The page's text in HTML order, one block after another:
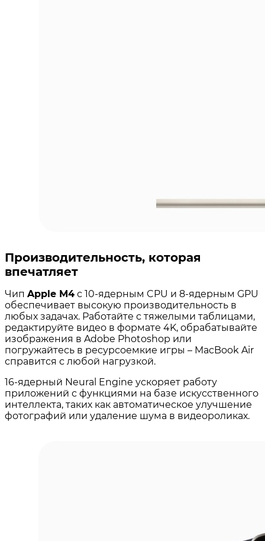
Производительность, которая
впечатляет
Чип Apple M4 с 10-ядерным CPU и 8-ядерным GPU
обеспечивает высокую производительность в
любых задачах. Работайте с тяжелыми таблицами,
редактируйте видео в формате 4K, обрабатывайте
изображения в Adobe Photoshop или
погружайтесь в ресурсоемкие игры – MacBook Air
справится с любой нагрузкой.
16-ядерный Neural Engine ускоряет работу
приложений с функциями на базе искусственного
интеллекта, таких как автоматическое улучшение
фотографий или удаление шума в видеороликах.